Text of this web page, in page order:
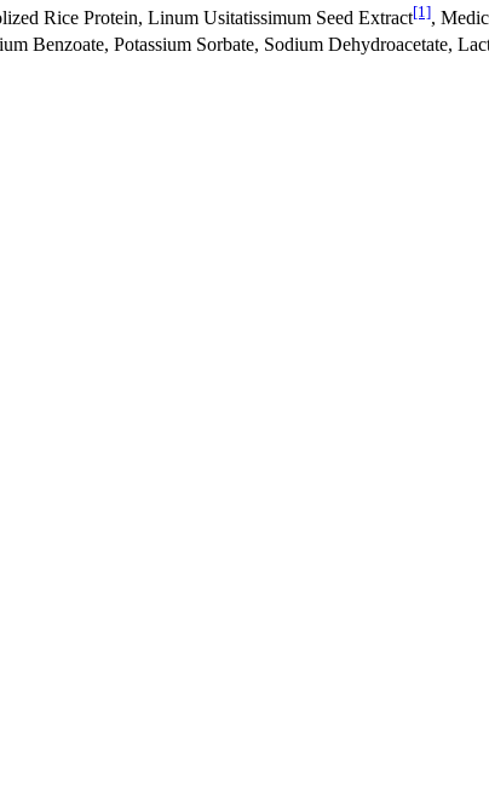
Rice Protein, Linum Usitatissimum Seed Extract[1],
Benzoate, Potassium Sorbate, Sodium Dehydroacetate,